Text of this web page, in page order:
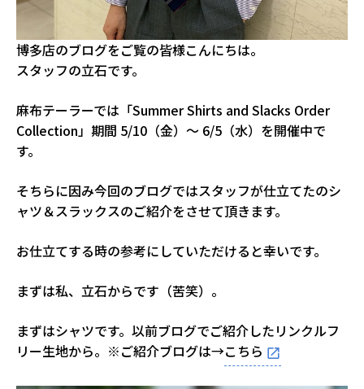
博多店のブログをご覧の皆様こんにちは。
スタッフの立石です。
麻布テーラーでは「Summer Shirts and Slacks Order
Collection」期間 5/10（金）～ 6/5（水）を開催中で
す。
そちらに因み今回のブログではスタッフが仕立てたのシ
ャツ＆スラックスのご紹介をさせて頂きます。
お仕立てする時の参考にしていただけると幸いです。
まずは私、立石からです（苦笑）。
まずはシャツです。以前ブログでご紹介したリンクルフ
リー生地から。※ご紹介ブログは→こちら